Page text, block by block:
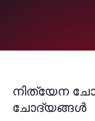
നിത്യേന
ചോദ്യങ്ങൾ